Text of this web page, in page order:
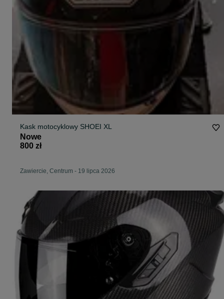
Kask motocyklowy SHOEI XL
Nowe
800 zł
Zawiercie, Centrum - 19 lipca 2026